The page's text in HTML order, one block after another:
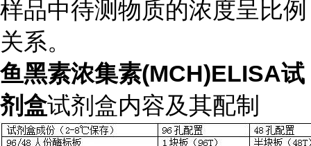
样品中待测物质的浓度呈比例
关系。
鱼黑素浓集素(MCH)ELISA试
剂盒试剂盒内容及其配制